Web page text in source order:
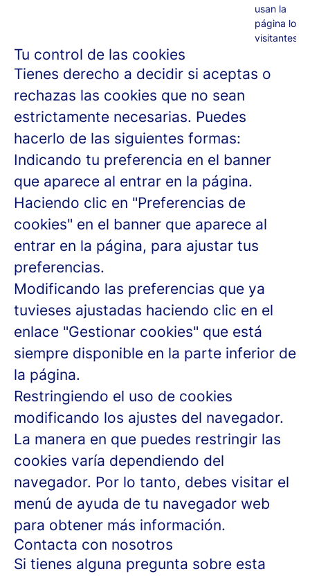
usan la
página los
visitantes.
Tu control de las cookies
Tienes derecho a decidir si aceptas o
rechazas las cookies que no sean
estrictamente necesarias. Puedes
hacerlo de las siguientes formas:
Indicando tu preferencia en el banner
que aparece al entrar en la página.
Haciendo clic en "Preferencias de
cookies" en el banner que aparece al
entrar en la página, para ajustar tus
preferencias.
Modificando las preferencias que ya
tuvieses ajustadas haciendo clic en el
enlace "Gestionar cookies" que está
siempre disponible en la parte inferior de
la página.
Restringiendo el uso de cookies
modificando los ajustes del navegador.
La manera en que puedes restringir las
cookies varía dependiendo del
navegador. Por lo tanto, debes visitar el
menú de ayuda de tu navegador web
para obtener más información.
Contacta con nosotros
Si tienes alguna pregunta sobre esta